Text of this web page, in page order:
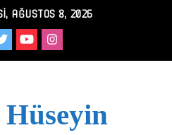
AĞUSTOS 8, 2026